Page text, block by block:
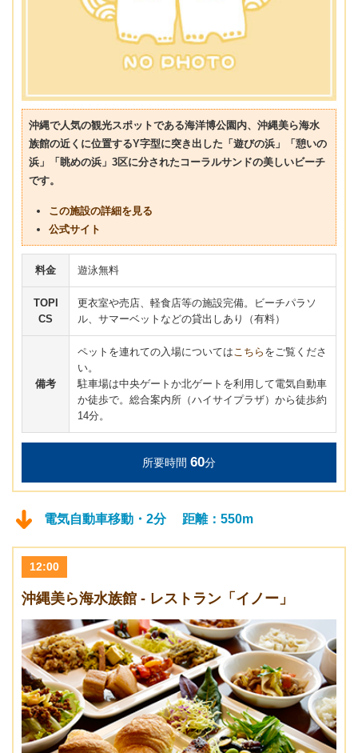
沖縄で人気の観光スポットである海洋博公園内、沖縄美ら海水
族館の近くに位置するY字型に突き出した「遊びの浜」「憩いの
浜」「眺めの浜」3区に分されたコーラルサンドの美しいビーチ
です。
この施設の詳細を見る
公式サイト
料金 遊泳無料
TOPI
CS
更衣室や売店、軽食店等の施設完備。ビーチパラソ
ル、サマーベットなどの貸出しあり（有料）
備考
ペットを連れての入場についてはこちら をご覧くださ
い。
駐車場は中央ゲートか北ゲートを利用して電気自動車
か徒歩で。総合案内所（ハイサイプラザ）から徒歩約
14分。
所要時間 60分
電気自動車移動・2分 距離：550m
12:00
沖縄美ら海水族館 - レストラン「イノー」